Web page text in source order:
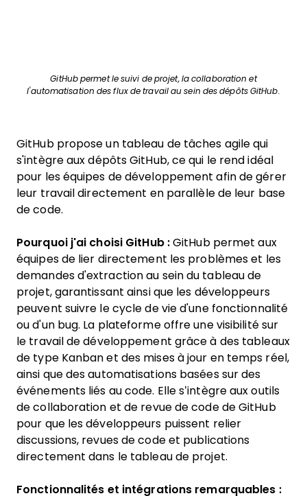
GitHub permet le suivi de projet, la collaboration et
l'automatisation des flux de travail au sein des dépôts GitHub.
GitHub propose un tableau de tâches agile qui
s'intègre aux dépôts GitHub, ce qui le rend idéal
pour les équipes de développement afin de gérer
leur travail directement en parallèle de leur base
de code.
Pourquoi j'ai choisi GitHub :GitHub permet aux
équipes de lier directement les problèmes et les
demandes d'extraction au sein du tableau de
projet, garantissant ainsi que les développeurs
peuvent suivre le cycle de vie d'une fonctionnalité
ou d'un bug. La plateforme offre une visibilité sur
le travail de développement grâce à des tableaux
de type Kanban et des mises à jour en temps réel,
ainsi que des automatisations basées sur des
événements liés au code. Elle s’intègre aux outils
de collaboration et de revue de code de GitHub
pour que les développeurs puissent relier
discussions, revues de code et publications
directement dans le tableau de projet.
Fonctionnalités et intégrations remarquables :